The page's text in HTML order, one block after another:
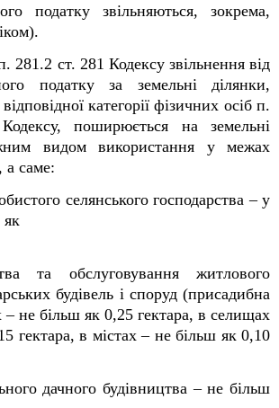
податку звільняються, зокрема,
281.2 ст. 281 Кодексу звільнення від
податку за земельні ділянки,
категорії фізичних осіб п.
поширюється на земельні
видом використання у межах
а саме:
селянського господарства – у
як
та обслуговування житлового
будівель і споруд (присадибна
– не більш як 0,25 гектара, в селищах
гектара, в містах – не більш як 0,10
дачного будівництва – не більш